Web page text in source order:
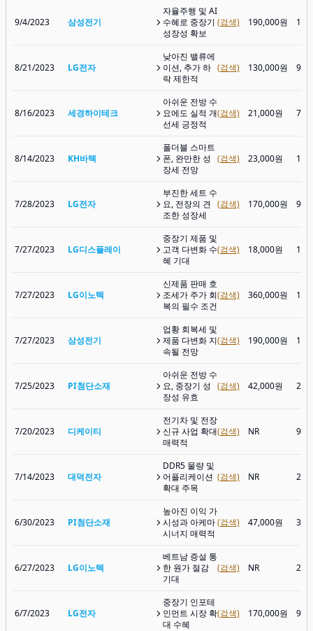
9/4/2023 삼성전기
자율주행 및 AI
수혜로 중장기
성장성 확보
(검색) 190,000원
8/21/2023 LG전자
낮아진 밸류에
이션, 추가 하
락 제한적
(검색) 130,000원
8/16/2023 세경하이테크
아쉬운 전방 수
요에도 실적 개
선세 긍정적
(검색) 21,000원
8/14/2023 KH바텍
폴더블 스마트
폰, 완만한 성
장세 전망
(검색) 23,000원
7/28/2023 LG전자
부진한 세트 수
요, 전장의 견
조한 성장세
(검색) 170,000원
7/27/2023 LG디스플레이
중장기 제품 및
고객 다변화 수
혜 기대
(검색) 18,000원
7/27/2023 LG이노텍
신제품 판매 호
조세가 주가 회
복의 필수 조건
(검색) 360,000원
7/27/2023 삼성전기
업황 회복세 및
제품 다변화 지
속될 전망
(검색) 190,000원
7/25/2023 PI첨단소재
아쉬운 전방 수
요, 중장기 성
장성 유효
(검색) 42,000원
7/20/2023 디케이티
전기차 및 전장
신규 사업 확대
매력적
(검색) NR
7/14/2023 대덕전자
DDR5 물량 및
어플리케이션
확대 주목
(검색) NR
6/30/2023 PI첨단소재
높아진 이익 가
시성과 아케마
시너지 매력적
(검색) 47,000원
6/27/2023 LG이노텍
베트남 증설 통
한 원가 절감
기대
(검색) NR
6/7/2023 LG전자
중장기 인포테
인먼트 시장 확
대 수혜
(검색) 170,000원